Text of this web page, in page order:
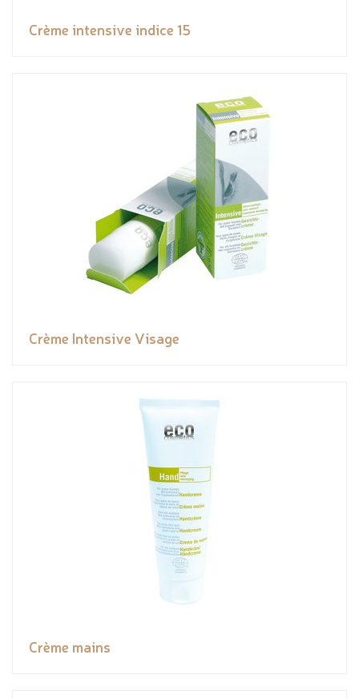
Crème intensive indice 15
Crème Intensive Visage
Crème mains